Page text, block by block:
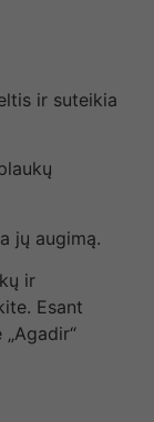
ir suteikia
jų augimą.
ir
Esant